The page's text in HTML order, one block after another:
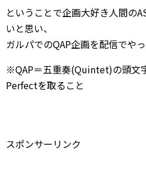
ということで企画大好き人間の
いと思い、
ガルパでのQAP企画を配信でや
※QAP＝五重奏(Quintet)の頭文
Perfectを取ること
スポンサーリンク